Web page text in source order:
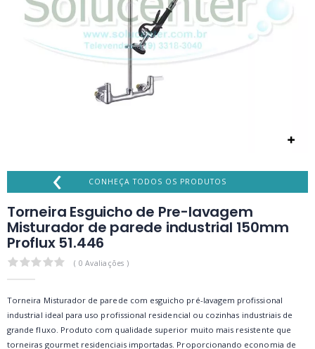
‹ CONHEÇA TODOS OS PRODUTOS
Torneira Esguicho de Pre-lavagem
Misturador de parede industrial 150mm
Proflux 51.446
0.0
( 0 Avaliações )
Torneira Misturador de parede com esguicho pré-lavagem profissional
industrial ideal para uso profissional residencial ou cozinhas industriais de
grande fluxo. Produto com qualidade superior muito mais resistente que
torneiras gourmet residenciais importadas. Proporcionando economia de